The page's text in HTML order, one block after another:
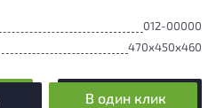
012-00000
470x450x460
В один клик